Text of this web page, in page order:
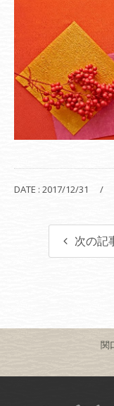
DATE : 2017/12/31 /
次の記
関